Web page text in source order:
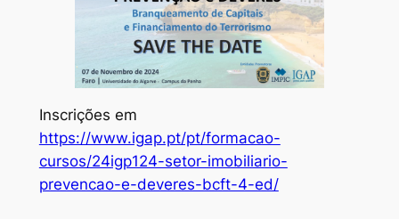
Inscrições em
https://www.igap.pt/pt/formacao-
cursos/24igp124-setor-imobiliario-
prevencao-e-deveres-bcft-4-ed/